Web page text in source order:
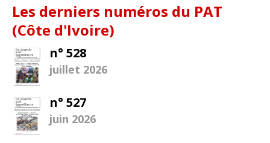
Les derniers numéros du PAT
(Côte d'Ivoire)
n° 528
juillet 2026
n° 527
juin 2026